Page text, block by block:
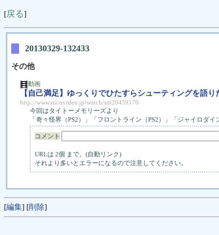
[戻る]
20130329-132433
その他
動画
【自己満足】ゆっくりでひたすらシューティングを語り
http://www.nicovideo.jp/watch/sm20459170
今回はタイトーメモリーズより
「奇々怪界（PS2）」「フロントライン（PS2）」「ジャイロダ
コメント
URLは 2個 まで。(自動リンク)
それより多いとエラーになるので注意してください。
[編集] [削除]